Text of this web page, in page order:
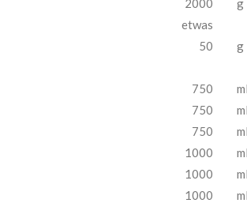
2000 g
etwas
50
g
750 ml
750
ml
750
ml
1000
ml
1000
ml
1000
ml